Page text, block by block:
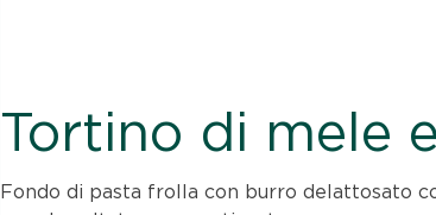
Tortino di mele
Fondo di pasta frolla con burro delattosato